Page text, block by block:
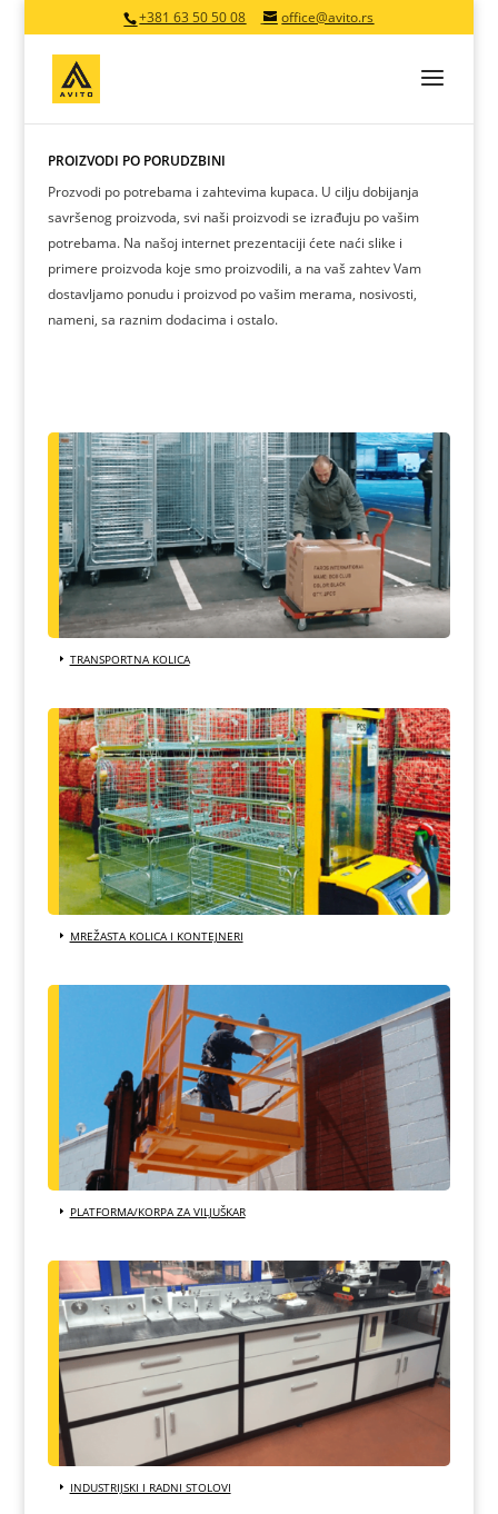
+381 63 50 50 08 office@avito.rs
PROIZVODI PO PORUDŽBINI
Prozvodi po potrebama i zahtevima kupaca. U cilju dobijanja
savršenog proizvoda, svi naši proizvodi se izrađuju po vašim
potrebama. Na našoj internet prezentaciji ćete naći slike i
primere proizvoda koje smo proizvodili, a na vaš zahtev Vam
dostavljamo ponudu i proizvod po vašim merama, nosivosti,
nameni, sa raznim dodacima i ostalo.
TRANSPORTNA KOLICA
MREŽASTA KOLICA I KONTEJNERI
PLATFORMA/KORPA ZA VILJUŠKAR
INDUSTRIJSKI I RADNI STOLOVI